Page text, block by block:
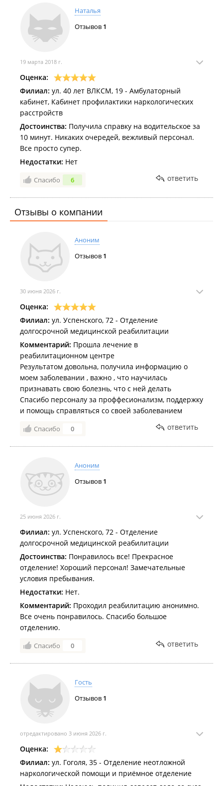
Наталья
Отзывов 1
19 марта 2018 г.
Оценка:
Филиал: ул. 40 лет ВЛКСМ, 19 - Амбулаторный
кабинет, Кабинет профилактики наркологических
расстройств
Достоинства: Получила справку на водительское за
10 минут. Никаких очередей, вежливый персонал.
Все просто супер.
Недостатки: Нет
Спасибо 6 ответить
Отзывы о компании
Аноним
Отзывов 1
30 июня 2026 г.
Оценка:
Филиал: ул. Успенского, 72 - Отделение
долгосрочной медицинской реабилитации
Комментарий: Прошла лечение в
реабилитационном центре
Результатом довольна, получила информацию о
моем заболевании , важно , что научилась
признавать свою болезнь, что с ней делать
Спасибо персоналу за проффесионализм, поддержку
и помощь справляться со своей заболеванием
Спасибо 0 ответить
Аноним
Отзывов 1
25 июня 2026 г.
Филиал: ул. Успенского, 72 - Отделение
долгосрочной медицинской реабилитации
Достоинства: Понравилось все! Прекрасное
отделение! Хороший персонал! Замечательные
условия пребывания.
Недостатки: Нет.
Комментарий: Проходил реабилитацию анонимно.
Все очень понравилось. Спасибо большое
отделению.
Спасибо 0 ответить
Гость
Отзывов 1
отредактировано 3 июня 2026 г.
Оценка:
Филиал: ул. Гоголя, 35 - Отделение неотложной
наркологической помощи и приёмное отделение